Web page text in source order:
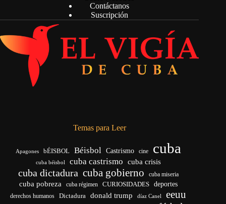
Contáctanos
Suscripción
Temas para Leer
Apagones bÉISBOL Béisbol Castrismo cine cuba
cuba béisbol cuba castrismo cuba crisis
cuba dictadura cuba gobierno cuba miseria
cuba pobreza cuba régimen CURIOSIDADES deportes
derechos humanos Dictadura donald trump díaz Canel eeuu